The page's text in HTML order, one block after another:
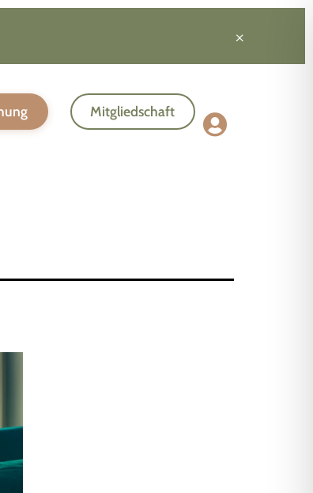
×
Mitgliedschaft